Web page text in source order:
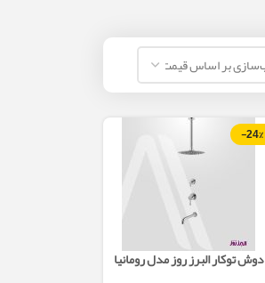
-24%
دوش توکار البرز روز مدل رومانیا